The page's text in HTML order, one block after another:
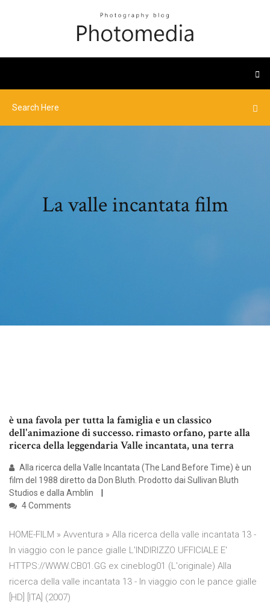
La valle incantata film
è una favola per tutta la famiglia e un classico
dell'animazione di successo. rimasto orfano, parte alla
ricerca della leggendaria Valle incantata, una terra
Alla ricerca della Valle Incantata (The Land Before Time) è un
film del 1988 diretto da Don Bluth. Prodotto dai Sullivan Bluth
Studios e dalla Amblin
4 Comments
HOME-FILM » Avventura » Alla ricerca della valle incantata 13 -
In viaggio con le pance gialle L'INDIRIZZO UFFICIALE E'
HTTPS://WWW.CB01.GG ex cineblog01 (L'originale) Alla
ricerca della valle incantata 13 - In viaggio con le pance gialle
[HD] [ITA] (2007)